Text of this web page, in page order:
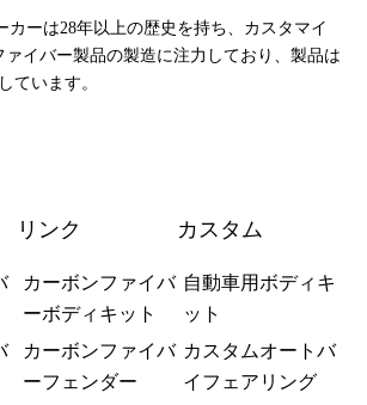
カーは28年以上の歴史を持ち、カスタマイ
ァイバー製品の製造に注力しており、製品は
ています。
リンク
カーボンファイバ
ーボディキット
カーボンファイバ
ーフェンダー
カスタム
自動車用ボディキ
ット
カスタムオートバ
イフェアリング